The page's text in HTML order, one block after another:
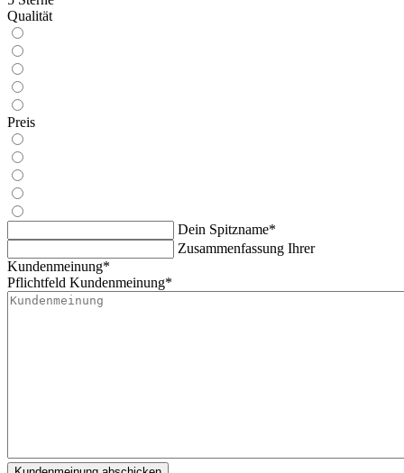
Qualität
Preis
Dein Spitzname*
Zusammenfassung Ihrer
Kundenmeinung*
Pflichtfeld Kundenmeinung*